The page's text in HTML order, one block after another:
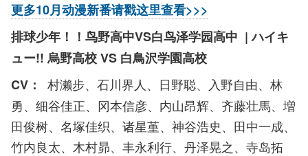
更多10月动漫新番请戳这里查看>>>
排球少年！！鸟野高中VS白鸟泽学园高中 | ハイキ
ュー!! 烏野高校 VS 白鳥沢学園高校
CV：
村濑步、石川界人、日野聪、入野自由、林
勇、细谷佳正、冈本信彦、内山昂辉、齐藤壮馬、増
田俊树、名塚佳织、诸星堇、神谷浩史、田中一成、
竹内良太、木村昴、丰永利行、丹泽晃之、寺岛拓